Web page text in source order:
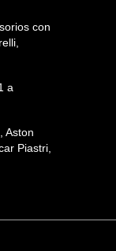
con
a
Aston
Piastri,